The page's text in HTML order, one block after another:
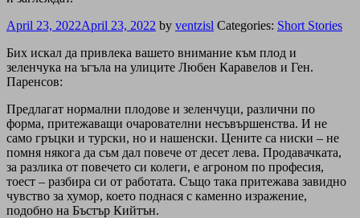
April 23, 2022April 23, 2022 by ventzisl Categories: Short Stories
Бих искал да привлека вашето внимание към плод и
зеленчука на ъгъла на улиците Любен Каравелов и Ген.
Паренсов:
Предлагат нормални плодове и зеленчуци, различни по
форма, притежаващи очарователни несъвършенства. И не
само гръцки и турски, но и нашенски. Цените са ниски – не
помня някога да съм дал повече от десет лева. Продавачката,
за разлика от повечето си колеги, е агроном по професия,
тоест – разбира си от работата. Също така притежава завидно
чувство за хумор, което поднася с каменно изражение,
подобно на Бъстър Кийтън.